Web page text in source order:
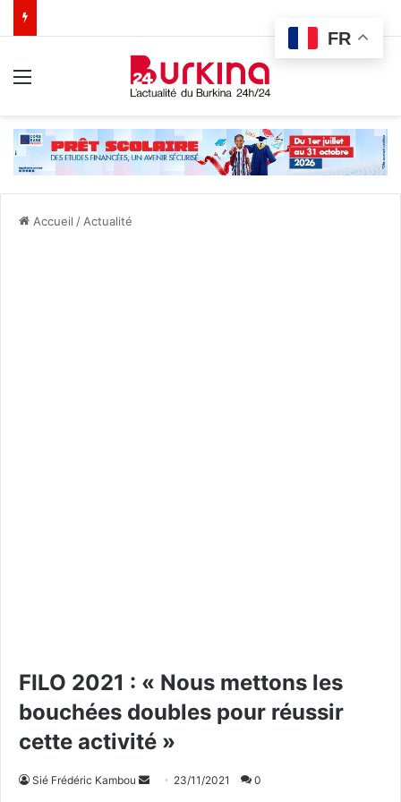
Accueil / Actualité
FILO 2021 : « Nous mettons les
bouchées doubles pour réussir
cette activité »
Sié Frédéric Kambou 23/11/2021 0
FR